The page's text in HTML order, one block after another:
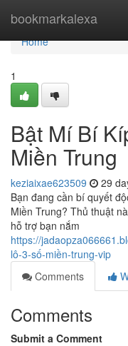
bookmarkalexa
Home
Home
1
Bật Mí Bí
Miền Trung
keziaixae623509 29
Bạn đang cần bí quyết
Miền Trung? Thủ thuật
hỗ trợ bạn nắm
https://
lô-3-số-miền-trung-vip
Comments
Comments
Submit a Comment